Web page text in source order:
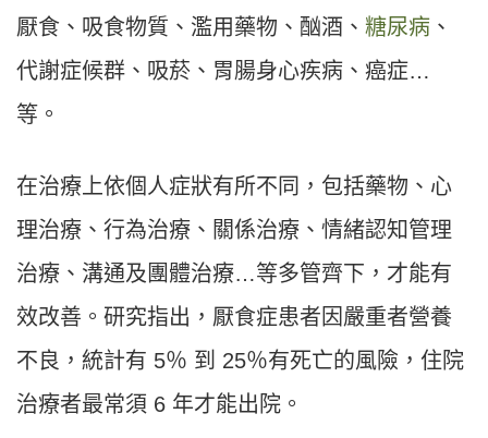
厭食、吸食物質、濫用藥物、酗酒、 糖尿病 、
代謝症候群、吸菸、胃腸身心疾病、癌症…
等。
在治療上依個人症狀有所不同，包括藥物、心
理治療、行為治療、關係治療、情緒認知管理
治療、溝通及團體治療…等多管齊下，才能有
效改善。研究指出，厭食症患者因嚴重者營養
不良，統計有 5％ 到 25％有死亡的風險，住院
治療者最常須 6 年才能出院。